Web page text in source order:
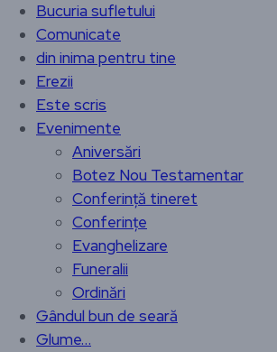
Bucuria sufletului
Comunicate
din inima pentru tine
Erezii
Este scris
Evenimente
Aniversări
Botez Nou Testamentar
Conferință tineret
Conferințe
Evanghelizare
Funeralii
Ordinări
Gândul bun de seară
Glume…